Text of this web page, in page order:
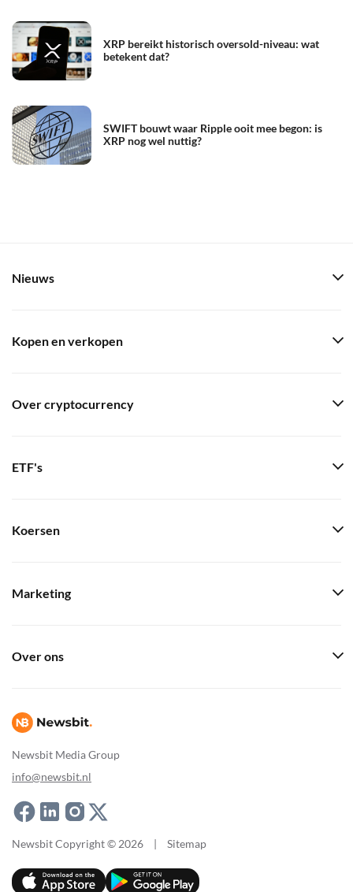
XRP bereikt historisch oversold-niveau: wat
betekent dat?
SWIFT bouwt waar Ripple ooit mee begon: is
XRP nog wel nuttig?
Newsbit Media Group
info@newsbit.nl
Nieuws
Kopen en verkopen
Over cryptocurrency
ETF's
Koersen
Marketing
Over ons
Newsbit Copyright © 2026 | Sitemap